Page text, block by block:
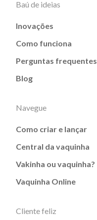
Baú de ideias
Inovações
Como funciona
Perguntas frequentes
Blog
Navegue
Como criar e lançar
Central da vaquinha
Vakinha ou vaquinha?
Vaquinha Online
Cliente feliz